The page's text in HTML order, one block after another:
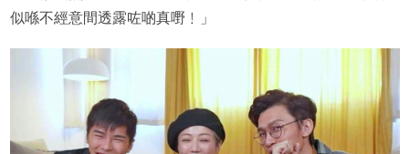
似喺不經意間透露咗啲真嘢﹗」